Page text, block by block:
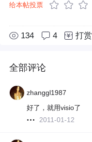
给本帖投票
134 4 打赏
全部评论
zhanggl1987
好了，就用visio了
2011-01-12